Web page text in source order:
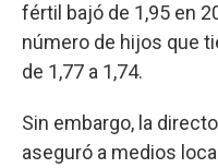
fértil bajó de 1,95 en
número de hijos que
de 1,77 a 1,74.
Sin embargo, la
aseguró a medios